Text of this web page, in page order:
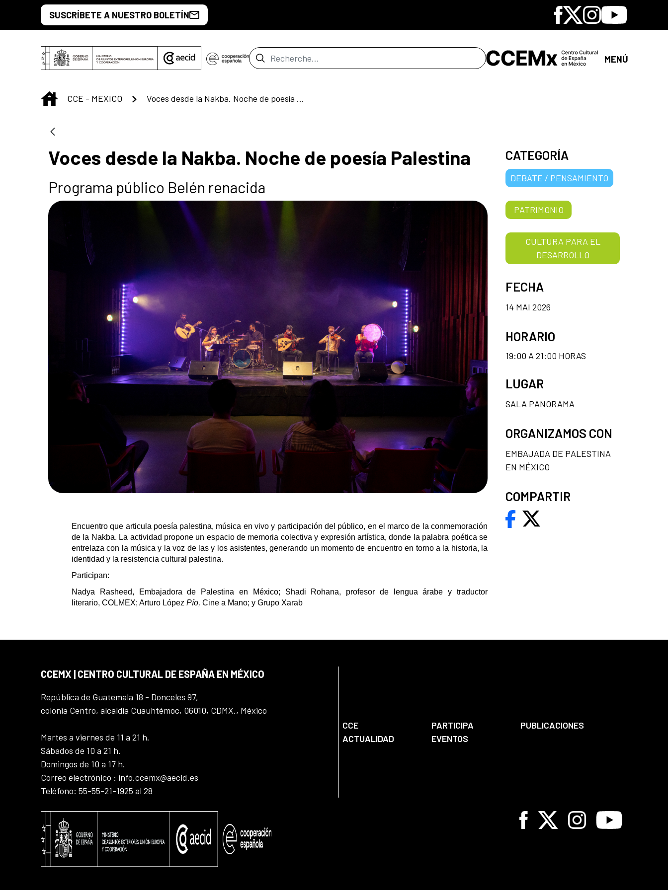
Saut au contenu principal
SUSCRÍBETE A NUESTRO BOLETÍN Facebook
X Instagram
Youtube
Barre de recherche MENÚ
INICIO
CCE - MEXICO Voces desde la Nakba. Noche de poesía Palestina
Voces desde la Nakba. Noche de poesía Palestina
Programa público Belén renacida
Encuentro que articula poesía palestina, música en vivo y participación del público, en el marco de la conmemoración
de la Nakba. La actividad propone un espacio de memoria colectiva y expresión artística, donde la palabra poética se
entrelaza con la música y la voz de las y los asistentes, generando un momento de encuentro en torno a la historia, la
identidad y la resistencia cultural palestina.
Participan:
Nadya Rasheed, Embajadora de Palestina en México; Shadi Rohana, profesor de lengua árabe y traductor
literario, COLMEX; Arturo López Pío, Cine a Mano; y Grupo Xarab
CATEGORÍA
DEBATE / PENSAMIENTO
PATRIMONIO
CULTURA PARA EL
DESARROLLO
FECHA
14 MAI 2026
HORARIO
19:00 A 21:00 HORAS
LUGAR
SALA PANORAMA
ORGANIZAMOS CON
EMBAJADA DE PALESTINA
EN MÉXICO
COMPARTIR
CCEMX | CENTRO CULTURAL DE ESPAÑA EN MÉXICO
República de Guatemala 18 - Donceles 97,
colonia Centro, alcaldía Cuauhtémoc, 06010, CDMX., México
Martes a viernes de 11 a 21 h.
Sábados de 10 a 21 h.
Domingos de 10 a 17 h.
Correo electrónico : info.ccemx@aecid.es
Teléfono: 55-55-21-1925 al 28
CCE PARTICIPA
PUBLICACIONES
ACTUALIDAD
EVENTOS
Facebook
X InstagramYoutube